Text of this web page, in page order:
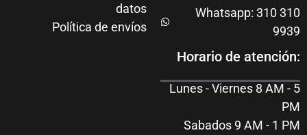
datos
Política de envíos
Whatsapp: 310 310
9939
Horario de atención:
Lunes - Viernes 8 AM - 5
PM
Sabados 9 AM - 1 PM